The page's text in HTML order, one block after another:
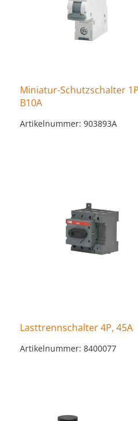
Miniatur-Schutzschalter 1P
B10A
Artikelnummer: 903893A
Lasttrennschalter 4P, 45A
Artikelnummer: 8400077